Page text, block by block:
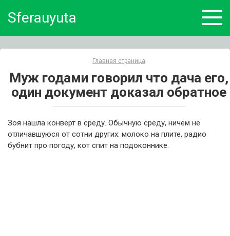
Sferauyuta
Главная страница
Муж годами говорил что дача его,
один документ доказал обратное
Зоя нашла конверт в среду. Обычную среду, ничем не
отличавшуюся от сотни других: молоко на плите, радио
бубнит про погоду, кот спит на подоконнике.